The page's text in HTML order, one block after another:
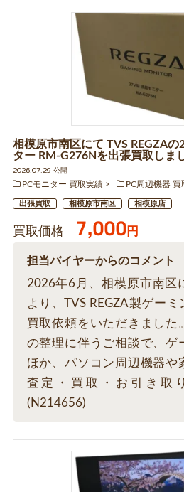
相模原市南区にて TVS REGZA
ター RM-G276Nを出張買取しま
2026.07.29 公開
PCモニター 買取実績
PC周辺機器 買
出張買取 相模原市南区 相模原店
買取価格 7,000円
担当バイヤーからのコメント
2026年6月、相模原市南区
より、TVS REGZA製ゲー
買取依頼をいただきました
の整理に伴うご相談で、ゲ
ほか、パソコン周辺機器や
査定・買取・お引き取
(N214656)